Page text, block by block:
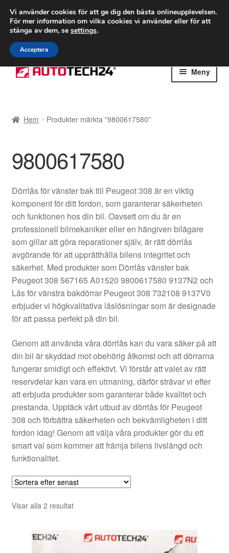
FRAKT från 75 kr
Världsomspännande frakt
Ring 766 924 713
Hoppa
till
Hoppa
till
Meny
Betalningar
Integritetspolicy
Kolla upp
Kontakt
Mitt konto
Om oss
Reklamationsprocedur
Transport
Vagn
Världsomspännande frakt
Villkor
Hem Produkter märkta ”9800617580”
9800617580
Dörrlås för vänster bak till Peugeot 308 är en viktig
komponent för ditt fordon, som garanterar säkerheten
och funktionen hos din bil. Oavsett om du är en
professionell bilmekaniker eller en hängiven bilägare
som gillar att göra reparationer själv, är rätt dörrlås
avgörande för att upprätthålla bilens integritet och
säkerhet. Med produkter som Dörrlås vänster bak
Peugeot 308 567165 A01520 9800617580 9137N2 och
Lås för vänstra bakdörrar Peugeot 308 732108 9137V0
erbjuder vi högkvalitativa låslösningar som är designade
för att passa perfekt på din bil.
Genom att använda våra dörrlås kan du vara säker på att
din bil är skyddad mot obehörig åtkomst och att dörrarna
fungerar smidigt och effektivt. Vi förstår att valet av rätt
reservdelar kan vara en utmaning, därför strävar vi efter
att erbjuda produkter som garanterar både kvalitet och
prestanda. Upptäck vårt utbud av dörrlås för Peugeot
308 och förbättra säkerheten och bekvämligheten i ditt
fordon idag! Genom att välja våra produkter gör du ett
smart val som kommer att främja bilens livslängd och
funktionalitet.
Visar alla 2 resultatSortera
Vi använder cookies för att ge dig den bästa onlineupplevelsen.
För mer information om vilka cookies vi använder eller för att
stänga av dem, se settings.
Acceptera